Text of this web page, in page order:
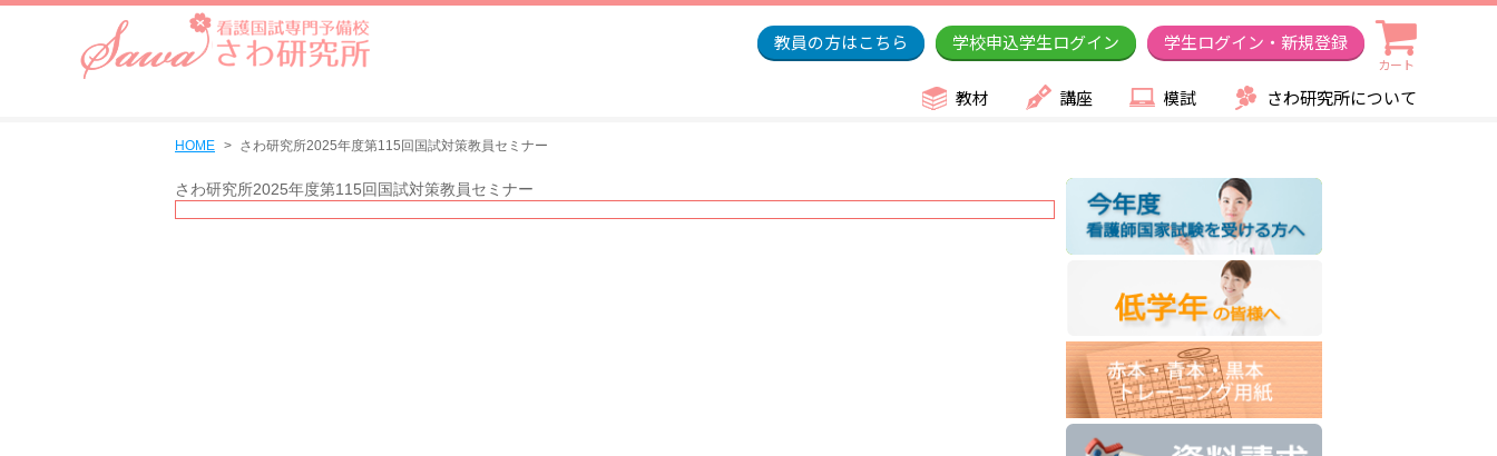
教員の方はこちら 学校申込学生ログイン 学生ログイン・新規登録
カート
教材 講座 模試 さわ研究所について
HOME さわ研究所2025年度第115回国試対策教員セミナー
さわ研究所2025年度第115回国試対策教員セミナー